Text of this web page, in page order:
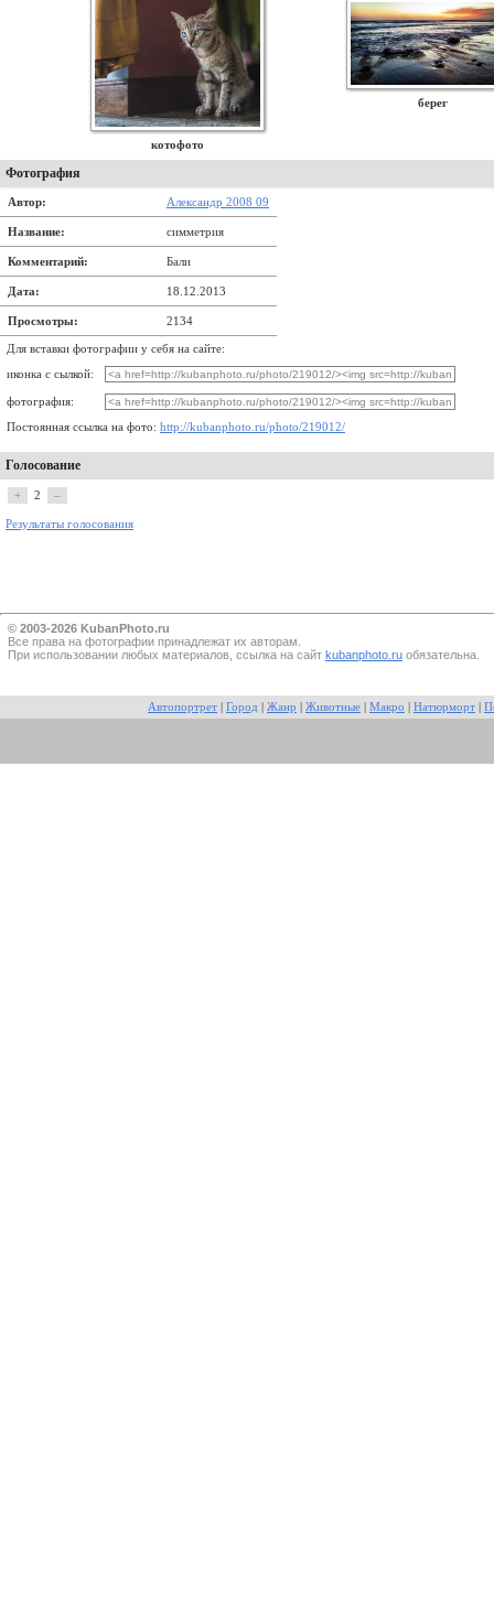
котофото
берег
Фотография
Автор: Александр 2008 09
Название: симметрия
Комментарий: Бали
Дата: 18.12.2013
Просмотры: 2134
Для вставки фотографии у себя на сайте:
иконка с сылкой:
фотография:
Постоянная ссылка на фото: http://kubanphoto.ru/photo/219012/
Голосование
+ 2 –
Результаты голосования
© 2003-2026 KubanPhoto.ru
Все прaва на фотографии принадлежат их авторам.
При использовании любых материалов, ссылка на сайт kubanphoto.ru обязательна.
Автопортрет Город Жанр Животные Макро Натюрморт